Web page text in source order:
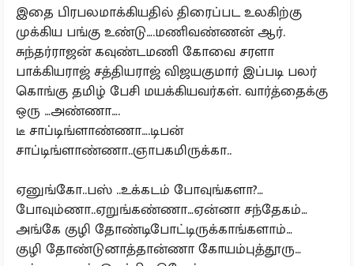
இதை பிரபலமாக்கியதில் திரைப்பட உலகிற்கு
முக்கிய பங்கு உண்டு….மணிவண்ணன் ஆர்.
சுந்தர்ராஜன் கவுண்டமணி கோவை சரளா
பாக்கியராஜ் சத்தியராஜ் விஜயகுமார் இப்படி பலர்
கொங்கு தமிழ் பேசி மயக்கியவர்கள். வார்த்தைக்கு
ஒரு …அண்ணா….
டீ சாப்டிங்ளாண்ணா….டிபன்
சாப்டிங்ளாண்ணா..ஞாபகமிருக்கா..
ஏனுங்கோ..பஸ் ..உக்கடம் போவுங்களா?…
போவும்ணா..ஏறுங்கண்ணா…ஏன்னா சந்தேகம்…
அங்கே குழி தோண்டிபோட்டிருக்காங்களாம்…
குழி தோண்டுனாத்தான்ணா கோயம்புத்தூரு…